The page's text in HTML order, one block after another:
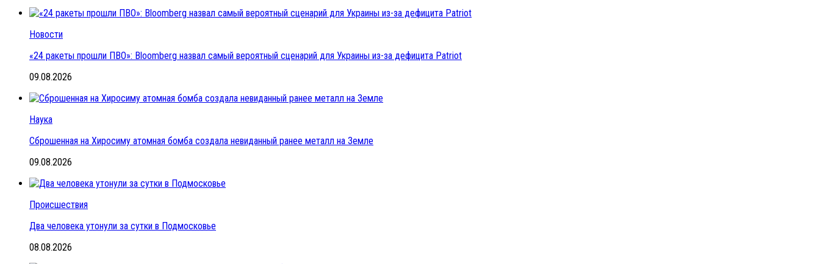
Новости
«24 ракеты прошли ПВО»: Bloomberg назвал самый вероятный сценарий для Украины из-за дефицита Patriot
09.08.2026
Наука
Сброшенная на Хиросиму атомная бомба создала невиданный ранее металл на Земле
09.08.2026
Происшествия
Два человека утонули за сутки в Подмосковье
08.08.2026